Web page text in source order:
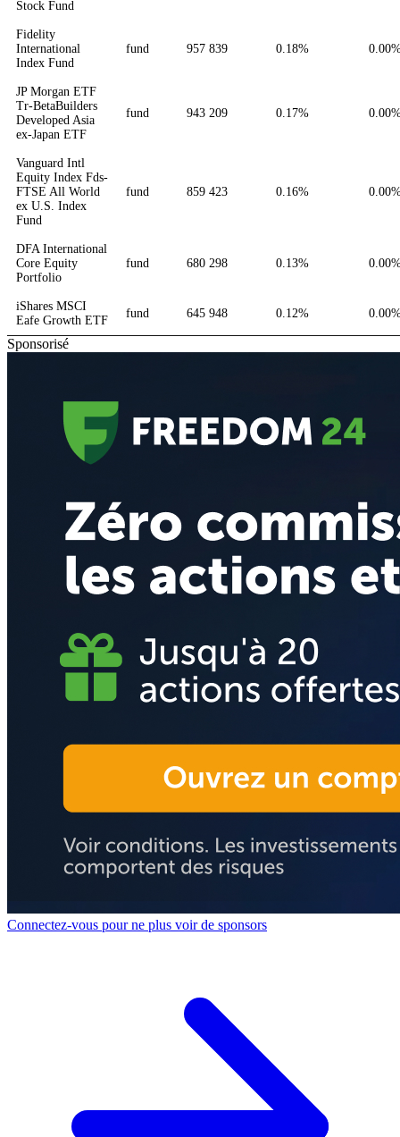
Stock Fund
Fidelity
International
Index Fund
fund 957 839 0.18%
JP Morgan ETF
Tr-BetaBuilders
Developed Asia
ex-Japan ETF
fund 943 209 0.17%
Vanguard Intl
Equity Index Fds-
FTSE All World
ex U.S. Index
Fund
fund 859 423 0.16%
DFA International
Core Equity
Portfolio
fund 680 298 0.13%
iShares MSCI
Eafe Growth ETF
fund 645 948 0.12%
Sponsorisé
Connectez-vous pour ne plus voir de sponsors